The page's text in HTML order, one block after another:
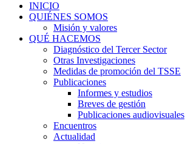
INICIO
QUIÉNES SOMOS
Misión y valores
QUÉ HACEMOS
Diagnóstico del Tercer Sector
Otras Investigaciones
Medidas de promoción del TSSE
Publicaciones
Informes y estudios
Breves de gestión
Publicaciones audiovisuales
Encuentros
Actualidad